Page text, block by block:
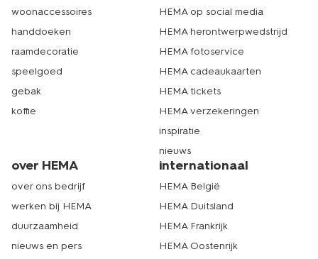
woonaccessoires
handdoeken
raamdecoratie
speelgoed
gebak
koffie
HEMA op social media
HEMA herontwerpwedstrijd
HEMA fotoservice
HEMA cadeaukaarten
HEMA tickets
HEMA verzekeringen
inspiratie
nieuws
over HEMA
over ons bedrijf
werken bij HEMA
duurzaamheid
nieuws en pers
internationaal
HEMA België
HEMA Duitsland
HEMA Frankrijk
HEMA Oostenrijk